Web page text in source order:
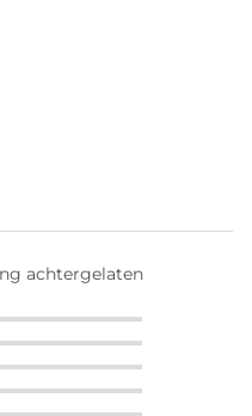
achtergelaten